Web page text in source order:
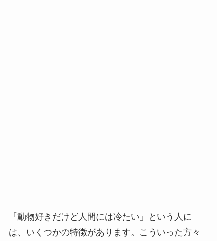
「動物好きだけど人間には冷たい」という人に
は、いくつかの特徴があります。こういった方々